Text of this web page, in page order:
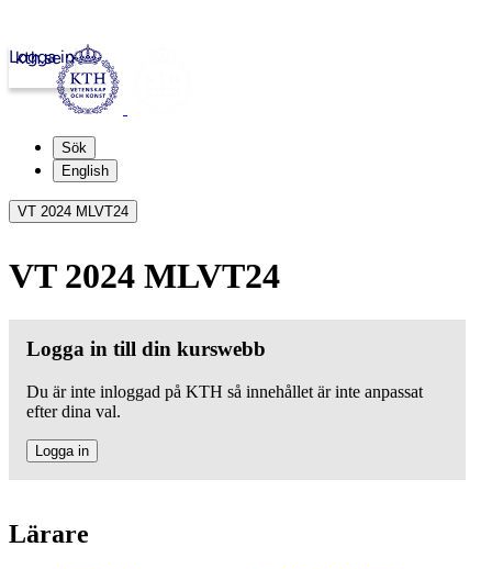
kth.se
Logga in
Sök
English
VT 2024 MLVT24
VT 2024 MLVT24
Logga in till din kurswebb
Du är inte inloggad på KTH så innehållet är inte anpassat
efter dina val.
Logga in
Lärare